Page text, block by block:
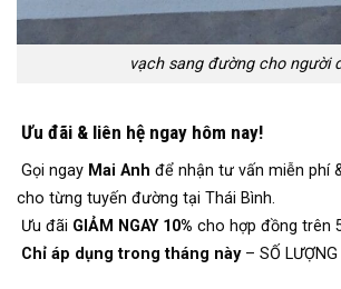
vạch sang đường cho người
Ưu đãi & liên hệ ngay hôm nay!
Gọi ngay Mai Anh để nhận tư vấn miễn phí
cho từng tuyến đường tại Thái Bình.
Ưu đãi GIẢM NGAY 10% cho hợp đồng trên
Chỉ áp dụng trong tháng này– SỐ LƯỢNG